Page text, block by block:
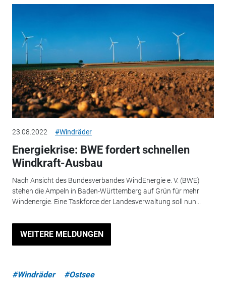
23.08.2022 #Windräder
Energiekrise: BWE fordert schnellen
Windkraft-Ausbau
Nach Ansicht des Bundesverbandes WindEnergie e. V. (BWE)
stehen die Ampeln in Baden-Württemberg auf Grün für mehr
Windenergie. Eine Taskforce der Landesverwaltung soll nun...
WEITERE MELDUNGEN
#Windräder #Ostsee